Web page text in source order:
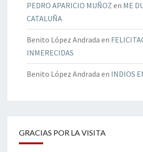
PEDRO APARICIO MUÑOZ en ME
CATALUÑA
Benito López Andrada en
INMERECIDAS
Benito López Andrada en INDIOS
GRACIAS POR LA VISITA